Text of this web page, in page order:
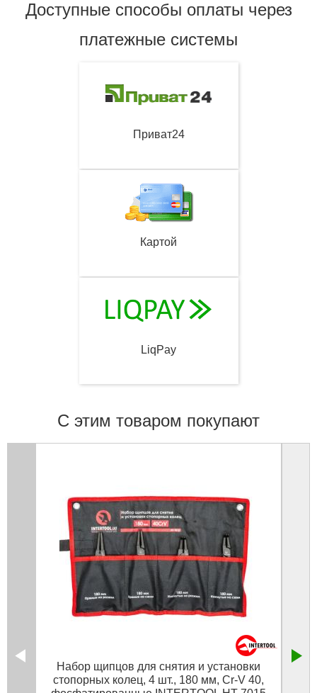
Доступные способы оплаты через
платежные системы
Приват24
Картой
LiqPay
С этим товаром покупают
Набор щипцов для снятия и установки
стопорных колец, 4 шт., 180 мм, Cr-V 40,